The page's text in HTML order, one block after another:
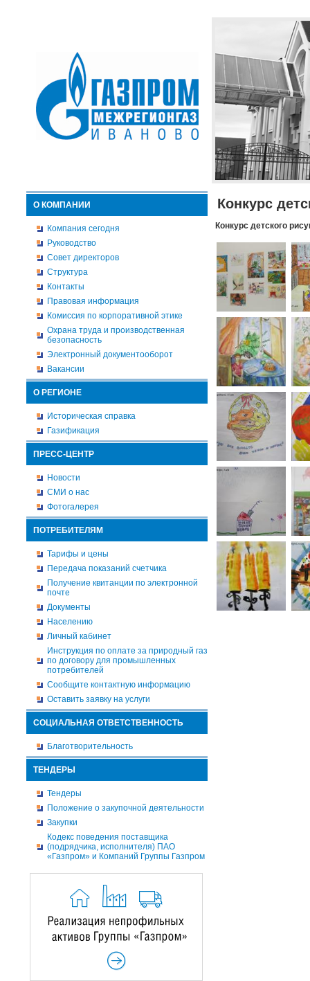
О КОМПАНИИ
Компания сегодня
Руководство
Совет директоров
Структура
Контакты
Правовая информация
Комиссия по корпоративной этике
Охрана труда и производственная
безопасность
Электронный документооборот
Вакансии
О РЕГИОНЕ
Историческая справка
Газификация
ПРЕСС-ЦЕНТР
Новости
СМИ о нас
Фотогалерея
ПОТРЕБИТЕЛЯМ
Тарифы и цены
Передача показаний счетчика
Получение квитанции по электронной
почте
Документы
Населению
Личный кабинет
Инструкция по оплате за природный газ
по договору для промышленных
потребителей
Сообщите контактную информацию
Оставить заявку на услуги
СОЦИАЛЬНАЯ ОТВЕТСТВЕННОСТЬ
Благотворительность
ТЕНДЕРЫ
Тендеры
Положение о закупочной деятельности
Закупки
Кодекс поведения поставщика
(подрядчика, исполнителя) ПАО
«Газпром» и Компаний Группы Газпром
Конкурс
Конкурс детского